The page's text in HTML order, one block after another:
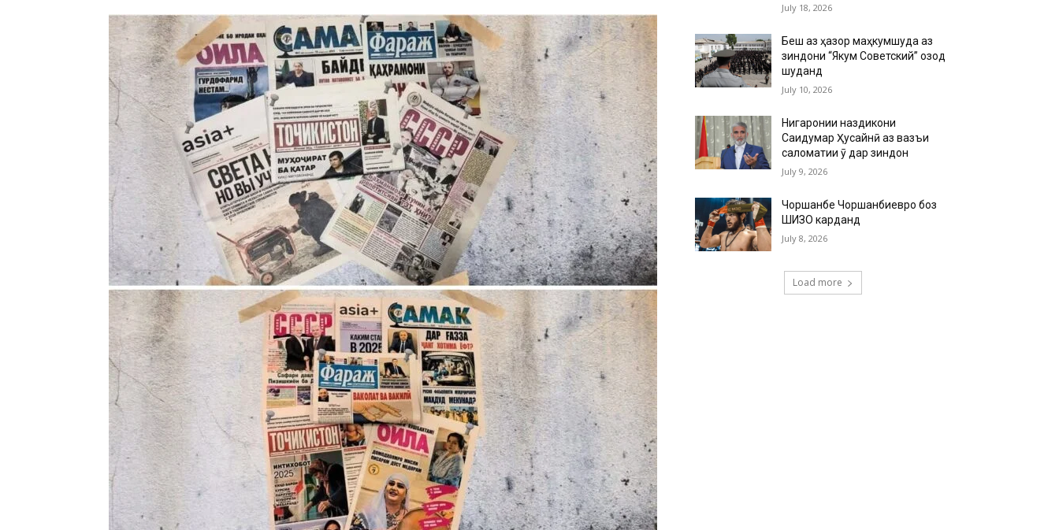
July 18, 2026
Беш аз ҳазор маҳкумшуда аз
зиндони “Якум Советский” озод
шуданд
July 10, 2026
Нигаронии наздикони
Саидумар Ҳусайнӣ аз вазъи
саломатии ӯ дар зиндон
July 9, 2026
Чоршанбе Чоршанбиевро боз
ШИЗО карданд
July 8, 2026
Load more